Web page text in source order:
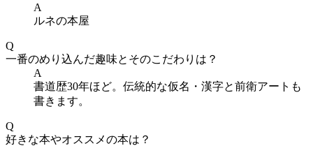
A
ルネの本屋
Q
一番のめり込んだ趣味とそのこだわりは？
A
書道歴30年ほど。伝統的な仮名・漢字と前衛アートも
書きます。
Q
好きな本やオススメの本は？